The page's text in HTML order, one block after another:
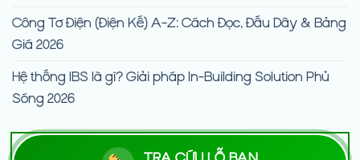
Công Tơ Điện (Điện Kế) A-Z: Cách Đọc, Đấu Dây & Bảng
Giá 2026
Hệ thống IBS là gì? Giải pháp In-Building Solution Phủ
Sóng 2026